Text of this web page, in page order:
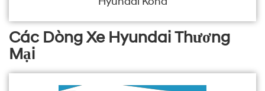
Các Dòng Xe Hyundai Thương
Mại